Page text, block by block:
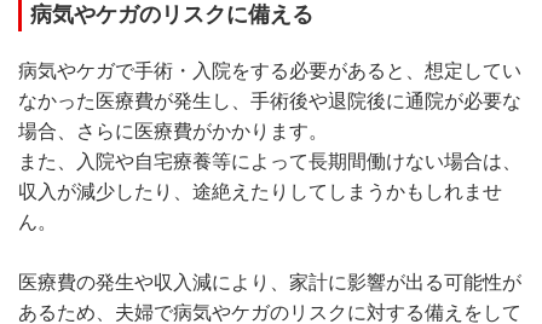
病気やケガのリスクに備える
病気やケガで手術・入院をする必要があると、想定してい
なかった医療費が発生し、手術後や退院後に通院が必要な
場合、さらに医療費がかかります。
また、入院や自宅療養等によって長期間働けない場合は、
収入が減少したり、途絶えたりしてしまうかもしれませ
ん。
医療費の発生や収入減により、家計に影響が出る可能性が
あるため、夫婦で病気やケガのリスクに対する備えをして